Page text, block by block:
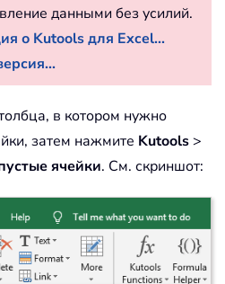
данными без усилий.
о Kutools для Excel...
в котором нужно
затем нажмите Kutools >
ячейки. См. скриншот: